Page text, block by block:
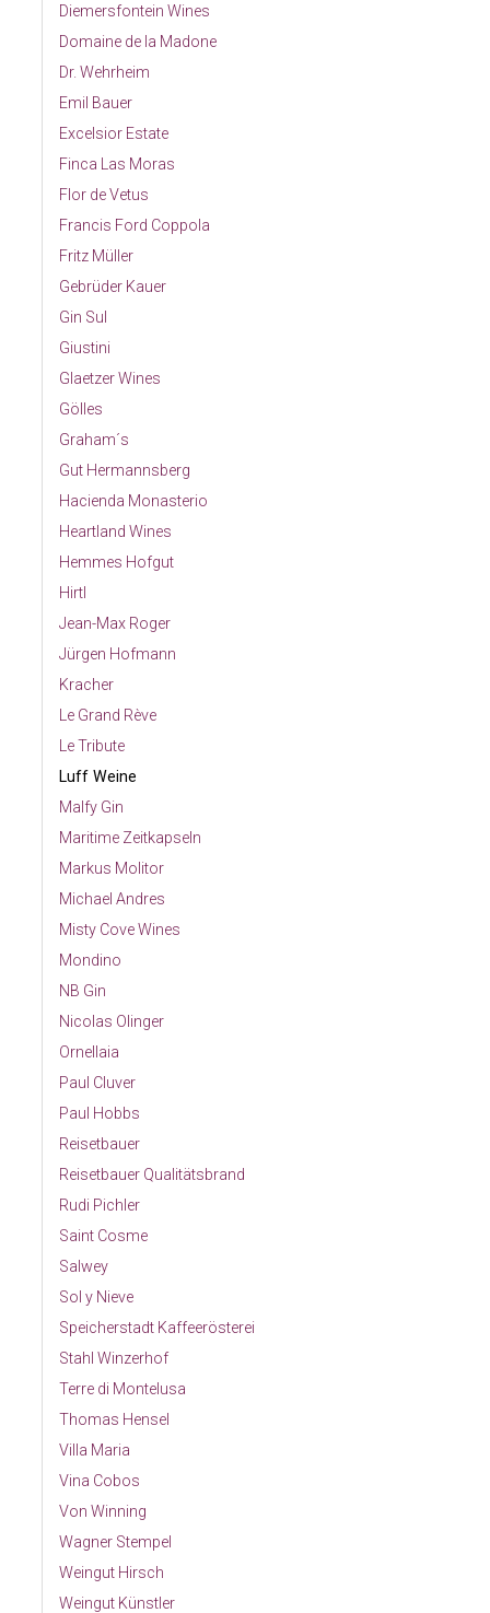
Diemersfontein Wines
Domaine de la Madone
Dr. Wehrheim
Emil Bauer
Excelsior Estate
Finca Las Moras
Flor de Vetus
Francis Ford Coppola
Fritz Müller
Gebrüder Kauer
Gin Sul
Giustini
Glaetzer Wines
Gölles
Graham´s
Gut Hermannsberg
Hacienda Monasterio
Heartland Wines
Hemmes Hofgut
Hirtl
Jean-Max Roger
Jürgen Hofmann
Kracher
Le Grand Rève
Le Tribute
Luff Weine
Malfy Gin
Maritime Zeitkapseln
Markus Molitor
Michael Andres
Misty Cove Wines
Mondino
NB Gin
Nicolas Olinger
Ornellaia
Paul Cluver
Paul Hobbs
Reisetbauer
Reisetbauer Qualitätsbrand
Rudi Pichler
Saint Cosme
Salwey
Sol y Nieve
Speicherstadt Kaffeerösterei
Stahl Winzerhof
Terre di Montelusa
Thomas Hensel
Villa Maria
Vina Cobos
Von Winning
Wagner Stempel
Weingut Hirsch
Weingut Künstler